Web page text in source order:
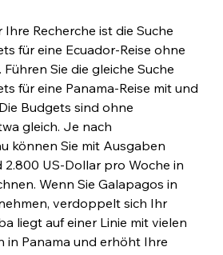
Recherche ist die Suche
für eine Ecuador-Reise ohne
Sie die gleiche Suche
für eine Panama-Reise mit und
Budgets sind ohne
gleich. Je nach
können Sie mit Ausgaben
2.800 US-Dollar pro Woche in
Wenn Sie Galapagos in
verdoppelt sich Ihr
liegt auf einer Linie mit vielen
in Panama und erhöht Ihre